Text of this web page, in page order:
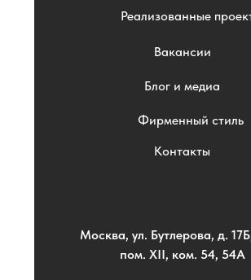
Реализованные
Вакансии
Блог и медиа
Фирменный стиль
Контакты
Москва, ул. Бутлерова, д.
пом. XII, ком. 54, 54А